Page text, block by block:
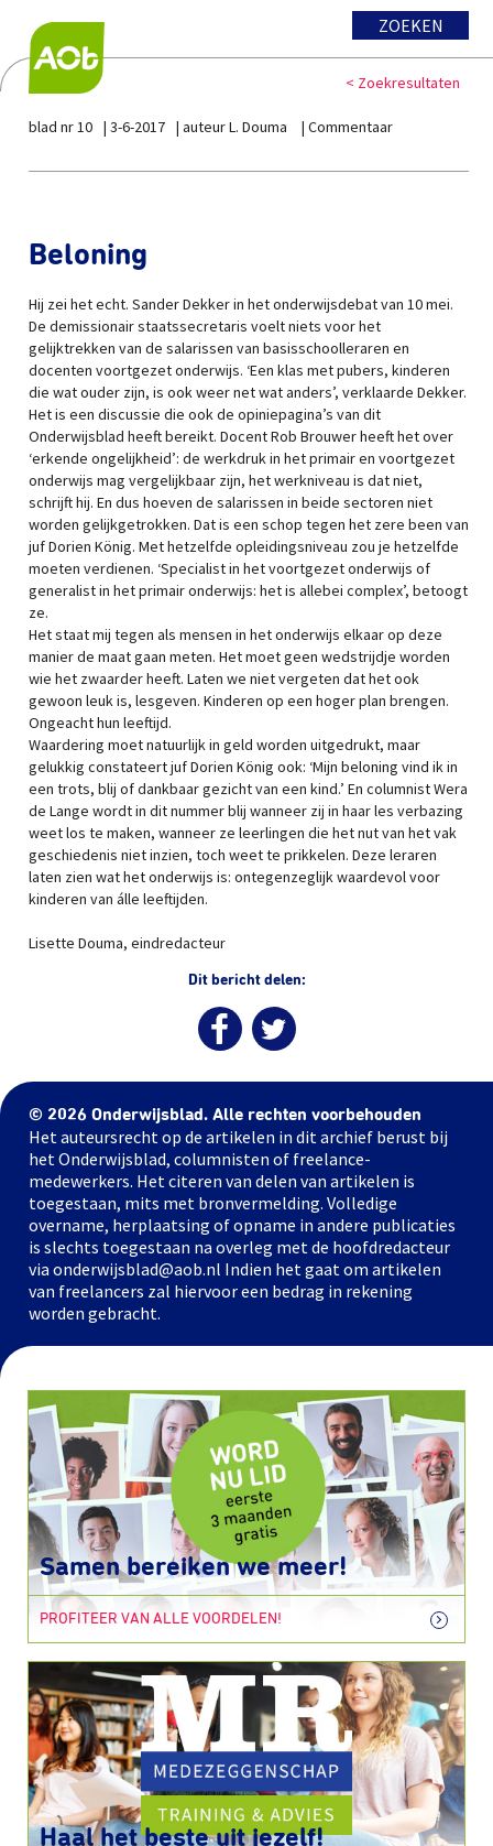
ZOEKEN
< Zoekresultaten
blad nr 10 3-6-2017 auteur L. Douma Commentaar
Beloning
Hij zei het echt. Sander Dekker in het onderwijsdebat van 10 mei.
De demissionair staatssecretaris voelt niets voor het
gelijktrekken van de salarissen van basisschoolleraren en
docenten voortgezet onderwijs. ‘Een klas met pubers, kinderen
die wat ouder zijn, is ook weer net wat anders’, verklaarde Dekker.
Het is een discussie die ook de opiniepagina’s van dit
Onderwijsblad heeft bereikt. Docent Rob Brouwer heeft het over
‘erkende ongelijkheid’: de werkdruk in het primair en voortgezet
onderwijs mag vergelijkbaar zijn, het werkniveau is dat niet,
schrijft hij. En dus hoeven de salarissen in beide sectoren niet
worden gelijkgetrokken. Dat is een schop tegen het zere been van
juf Dorien König. Met hetzelfde opleidingsniveau zou je hetzelfde
moeten verdienen. ‘Specialist in het voortgezet onderwijs of
generalist in het primair onderwijs: het is allebei complex’, betoogt
ze.
Het staat mij tegen als mensen in het onderwijs elkaar op deze
manier de maat gaan meten. Het moet geen wedstrijdje worden
wie het zwaarder heeft. Laten we niet vergeten dat het ook
gewoon leuk is, lesgeven. Kinderen op een hoger plan brengen.
Ongeacht hun leeftijd.
Waardering moet natuurlijk in geld worden uitgedrukt, maar
gelukkig constateert juf Dorien König ook: ‘Mijn beloning vind ik in
een trots, blij of dankbaar gezicht van een kind.’ En columnist Wera
de Lange wordt in dit nummer blij wanneer zij in haar les verbazing
weet los te maken, wanneer ze leerlingen die het nut van het vak
geschiedenis niet inzien, toch weet te prikkelen. Deze leraren
laten zien wat het onderwijs is: ontegenzeglijk waardevol voor
kinderen van álle leeftijden.
Lisette Douma, eindredacteur
Dit bericht delen:
© 2026 Onderwijsblad. Alle rechten voorbehouden
Het auteursrecht op de artikelen in dit archief berust bij
het Onderwijsblad, columnisten of freelance-
medewerkers. Het citeren van delen van artikelen is
toegestaan, mits met bronvermelding. Volledige
overname, herplaatsing of opname in andere publicaties
is slechts toegestaan na overleg met de hoofdredacteur
via onderwijsblad@aob.nl Indien het gaat om artikelen
van freelancers zal hiervoor een bedrag in rekening
worden gebracht.
Samen bereiken we meer!
PROFITEER VAN ALLE VOORDELEN!
Haal het beste uit jezelf!